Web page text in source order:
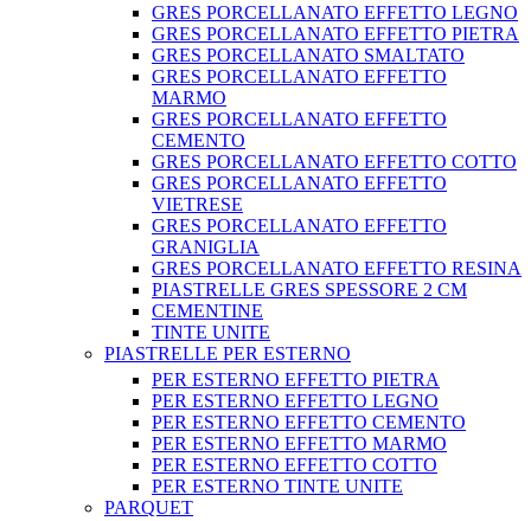
GRES PORCELLANATO EFFETTO LEGNO
GRES PORCELLANATO EFFETTO PIETRA
GRES PORCELLANATO SMALTATO
GRES PORCELLANATO EFFETTO
MARMO
GRES PORCELLANATO EFFETTO
CEMENTO
GRES PORCELLANATO EFFETTO COTTO
GRES PORCELLANATO EFFETTO
VIETRESE
GRES PORCELLANATO EFFETTO
GRANIGLIA
GRES PORCELLANATO EFFETTO RESINA
PIASTRELLE GRES SPESSORE 2 CM
CEMENTINE
TINTE UNITE
PIASTRELLE PER ESTERNO
PER ESTERNO EFFETTO PIETRA
PER ESTERNO EFFETTO LEGNO
PER ESTERNO EFFETTO CEMENTO
PER ESTERNO EFFETTO MARMO
PER ESTERNO EFFETTO COTTO
PER ESTERNO TINTE UNITE
PARQUET